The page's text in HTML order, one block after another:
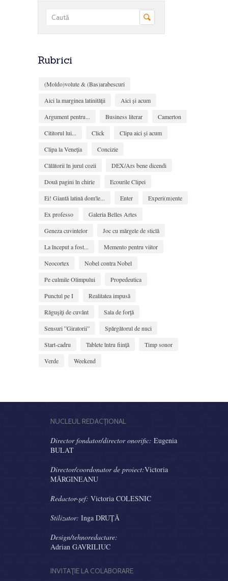
Rubrici
(Moldo)volute & (Bas)arabescuri
Aici la marginea latinităţii
Aici și acum
Argument pentru...
Business literar
Camerton
Cititorul lui...
Click
Clipa aici şi acum
Clipa la Veneţia
Concizie
Călătorii în jurul cozii
DEX/Ars bene dicendi
Două pagini în chirie
Ecourile Clipei
Ei! Giantă latină dom'le...
Enter
Experi(m)ente
Ex professo
Galeria Belles Artes
Geneza cuvintelor
Joc cu mărgele de sticlă
La început a fost...
Memento pentru viitor
Neocortex
Nobel contra Nobel
Pe culmile Olimpului
Propedeutica
Punctul pe I
Realitatea impusă
Răguşiţi de cuvânt
Sala de forţă
Sensuri ”Giratorii”
Spărgătorul de nuci
Start-cadru
Tablete întru ființă
Timp sonor
Verde
Weekend
NUCLEUL REDACŢIONAL
Director fondator/director onorific: Eugenia
BULAT
Director/coordonator de proiect:Victoria
MĂRGINEANU
Redactor-şef: Victoria COLESNIC
Stilizator: Inga DRUȚĂ
Design/tehnoredactare:
Adrian GAVRILIUC
INVITAŢIE LA COLABORARE